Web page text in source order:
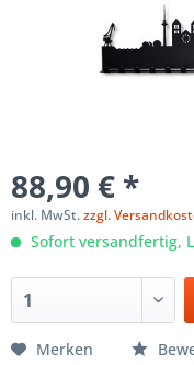
88,90 € *
inkl. MwSt.zzgl.
Sofort versandfertig,
Merken